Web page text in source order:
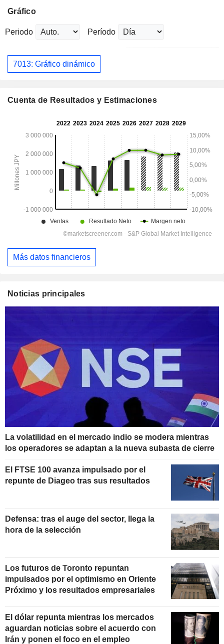
Gráfico
Periodo Período
7013: Gráfico dinámico
Cuenta de Resultados y Estimaciones
Más datos financieros
Noticias principales
La volatilidad en el mercado indio se modera mientras
los operadores se adaptan a la nueva subasta de cierre
El FTSE 100 avanza impulsado por el
repunte de Diageo tras sus resultados
Defensa: tras el auge del sector, llega la
hora de la selección
Los futuros de Toronto repuntan
impulsados por el optimismo en Oriente
Próximo y los resultados empresariales
El dólar repunta mientras los mercados
aguardan noticias sobre el acuerdo con
Irán y ponen el foco en el empleo